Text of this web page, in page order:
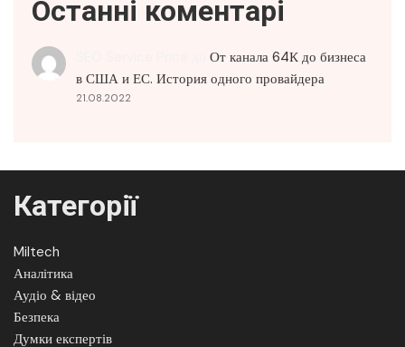
Останні коментарі
От канала 64К до бизнеса
в США и ЕС. История одного провайдера
21.08.2022
Категорії
Miltech
Аналітика
Аудіо & відео
Безпека
Думки експертів